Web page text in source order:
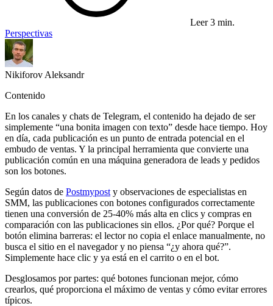
Leer 3 min.
Perspectivas
Nikiforov Aleksandr
Contenido
En los canales y chats de Telegram, el contenido ha dejado de ser
simplemente “una bonita imagen con texto” desde hace tiempo. Hoy
en día, cada publicación es un punto de entrada potencial en el
embudo de ventas. Y la principal herramienta que convierte una
publicación común en una máquina generadora de leads y pedidos
son los botones.
Según datos de Postmypost y observaciones de especialistas en
SMM, las publicaciones con botones configurados correctamente
tienen una conversión de 25-40% más alta en clics y compras en
comparación con las publicaciones sin ellos. ¿Por qué? Porque el
botón elimina barreras: el lector no copia el enlace manualmente, no
busca el sitio en el navegador y no piensa “¿y ahora qué?”.
Simplemente hace clic y ya está en el carrito o en el bot.
Desglosamos por partes: qué botones funcionan mejor, cómo
crearlos, qué proporciona el máximo de ventas y cómo evitar errores
típicos.